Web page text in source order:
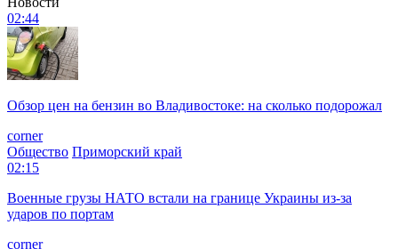
02:44
Обзор цен на бензин во Владивостоке: на сколько подорожал
corner
Общество Приморский край
02:15
Военные грузы НАТО встали на границе Украины из-за
ударов по портам
corner